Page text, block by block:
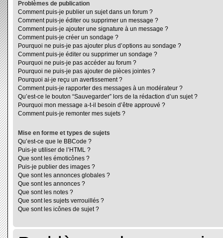
Problèmes de publication
Comment puis-je publier un sujet dans un forum ?
Comment puis-je éditer ou supprimer un message ?
Comment puis-je ajouter une signature à un message ?
Comment puis-je créer un sondage ?
Pourquoi ne puis-je pas ajouter plus d’options au sondage ?
Comment puis-je éditer ou supprimer un sondage ?
Pourquoi ne puis-je pas accéder au forum ?
Pourquoi ne puis-je pas ajouter de pièces jointes ?
Pourquoi ai-je reçu un avertissement ?
Comment puis-je rapporter des messages à un modérateur ?
Qu’est-ce le bouton “Sauvegarder” lors de la rédaction d’un sujet ?
Pourquoi mon message a-t-il besoin d’être approuvé ?
Comment puis-je remonter mes sujets ?
Mise en forme et types de sujets
Qu’est-ce que le BBCode ?
Puis-je utiliser de l’HTML ?
Que sont les émoticônes ?
Puis-je publier des images ?
Que sont les annonces globales ?
Que sont les annonces ?
Que sont les notes ?
Que sont les sujets verrouillés ?
Que sont les icônes de sujet ?